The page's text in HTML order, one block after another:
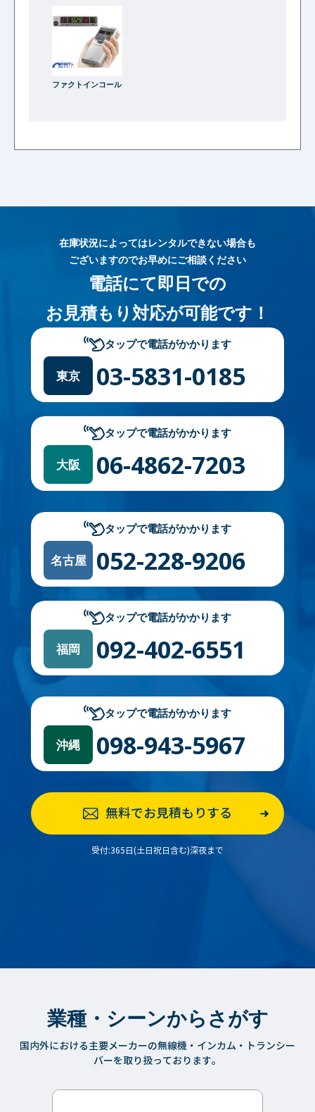
ファクトインコール
在庫状況によってはレンタルできない場合も
ございますのでお早めにご相談ください
電話にて即日での
お見積もり対応が可能です！
タップで電話がかかります
東京 03-5831-0185
タップで電話がかかります
大阪 06-4862-7203
タップで電話がかかります
名古屋 052-228-9206
タップで電話がかかります
福岡 092-402-6551
タップで電話がかかります
沖縄 098-943-5967
無料でお見積もりする
受付:365日(土日祝日含む)深夜まで
業種・シーンからさがす
国内外における主要メーカーの無線機・インカム・トランシー
バーを取り扱っております。